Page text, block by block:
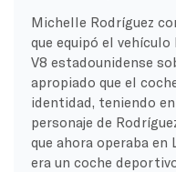
Michelle Rodríguez
que equipó el
V8 estadounidense
apropiado que el
identidad, teniendo
personaje de
que ahora operaba en
era un coche